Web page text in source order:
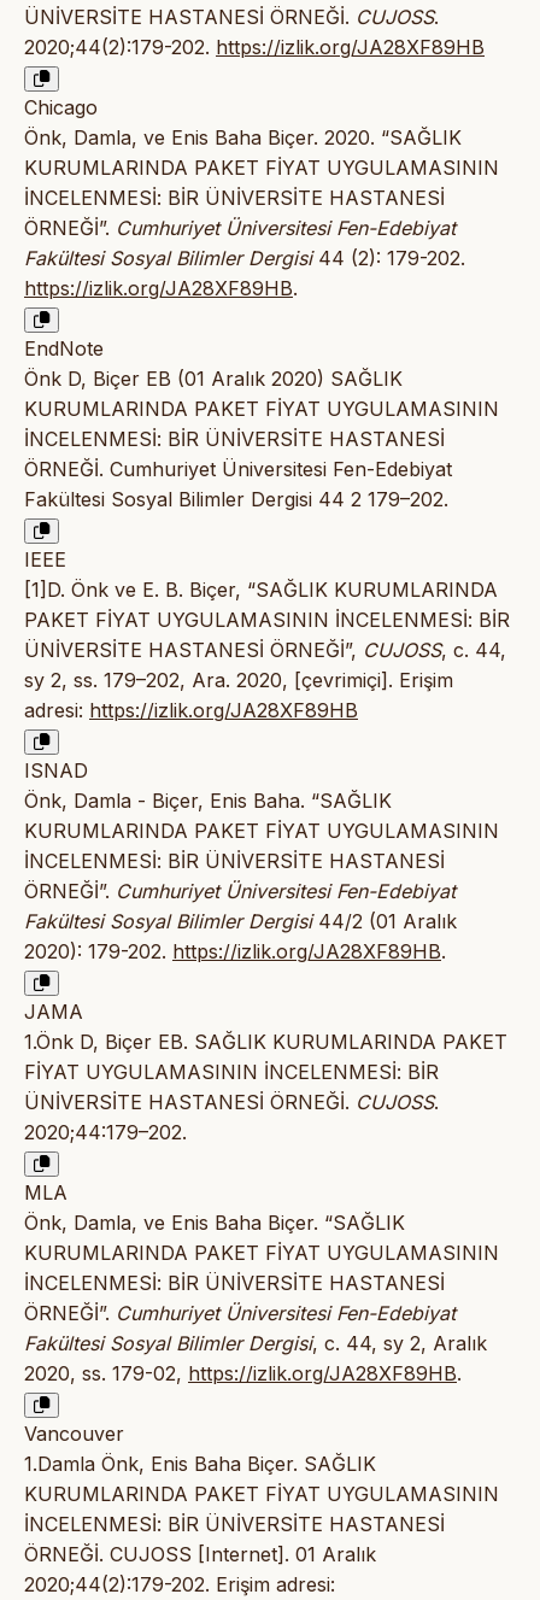
ÜNİVERSİTE HASTANESİ ÖRNEĞİ. CUJOSS.
2020;44(2):179-202. https://izlik.org/JA28XF89HB
Chicago
Önk, Damla, ve Enis Baha Biçer. 2020. “SAĞLIK
KURUMLARINDA PAKET FİYAT UYGULAMASININ
İNCELENMESİ: BİR ÜNİVERSİTE HASTANESİ
ÖRNEĞİ”. Cumhuriyet Üniversitesi Fen-Edebiyat
Fakültesi Sosyal Bilimler Dergisi44 (2): 179-202.
https://izlik.org/JA28XF89HB.
EndNote
Önk D, Biçer EB (01 Aralık 2020) SAĞLIK
KURUMLARINDA PAKET FİYAT UYGULAMASININ
İNCELENMESİ: BİR ÜNİVERSİTE HASTANESİ
ÖRNEĞİ. Cumhuriyet Üniversitesi Fen-Edebiyat
Fakültesi Sosyal Bilimler Dergisi 44 2 179–202.
IEEE
[1]D. Önk ve E. B. Biçer, “SAĞLIK KURUMLARINDA
PAKET FİYAT UYGULAMASININ İNCELENMESİ: BİR
ÜNİVERSİTE HASTANESİ ÖRNEĞİ”, CUJOSS, c. 44,
sy 2, ss. 179–202, Ara. 2020, [çevrimiçi]. Erişim
adresi: https://izlik.org/JA28XF89HB
ISNAD
Önk, Damla - Biçer, Enis Baha. “SAĞLIK
KURUMLARINDA PAKET FİYAT UYGULAMASININ
İNCELENMESİ: BİR ÜNİVERSİTE HASTANESİ
ÖRNEĞİ”. Cumhuriyet Üniversitesi Fen-Edebiyat
Fakültesi Sosyal Bilimler Dergisi44/2 (01 Aralık
2020): 179-202. https://izlik.org/JA28XF89HB.
JAMA
1.Önk D, Biçer EB. SAĞLIK KURUMLARINDA PAKET
FİYAT UYGULAMASININ İNCELENMESİ: BİR
ÜNİVERSİTE HASTANESİ ÖRNEĞİ. CUJOSS.
2020;44:179–202.
MLA
Önk, Damla, ve Enis Baha Biçer. “SAĞLIK
KURUMLARINDA PAKET FİYAT UYGULAMASININ
İNCELENMESİ: BİR ÜNİVERSİTE HASTANESİ
ÖRNEĞİ”. Cumhuriyet Üniversitesi Fen-Edebiyat
Fakültesi Sosyal Bilimler Dergisi, c. 44, sy 2, Aralık
2020, ss. 179-02, https://izlik.org/JA28XF89HB.
Vancouver
1.Damla Önk, Enis Baha Biçer. SAĞLIK
KURUMLARINDA PAKET FİYAT UYGULAMASININ
İNCELENMESİ: BİR ÜNİVERSİTE HASTANESİ
ÖRNEĞİ. CUJOSS [Internet]. 01 Aralık
2020;44(2):179-202. Erişim adresi: